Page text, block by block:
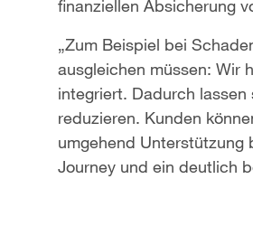
finanziellen Absicherung
„Zum Beispiel bei
ausgleichen müssen: Wir
integriert. Dadurch
reduzieren. Kunden
umgehend Unterstützung
Journey und ein deutlich